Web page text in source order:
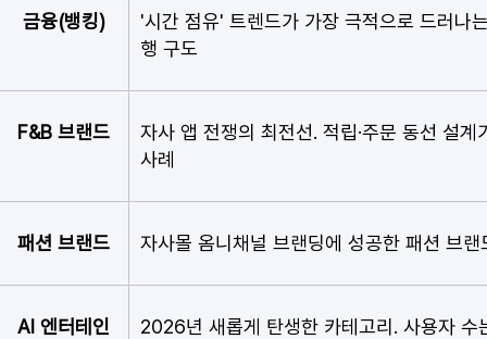
금융(뱅킹)
'시간 점유' 트렌드가 가장 극적으로 드러나
행 구도
F&B 브랜드
자사 앱 전쟁의 최전선. 적립·주문 동선 설
사례
패션 브랜드 자사몰 옴니채널 브랜딩에 성공한 패션 브랜
AI 엔터테인
2026년 새롭게 탄생한 카테고리. 사용자 수